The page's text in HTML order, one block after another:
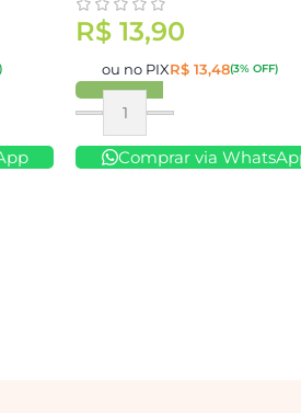
R$ 13,90
ou no PIXR$ 13,48(3% OFF)
Comprar
Comprar via